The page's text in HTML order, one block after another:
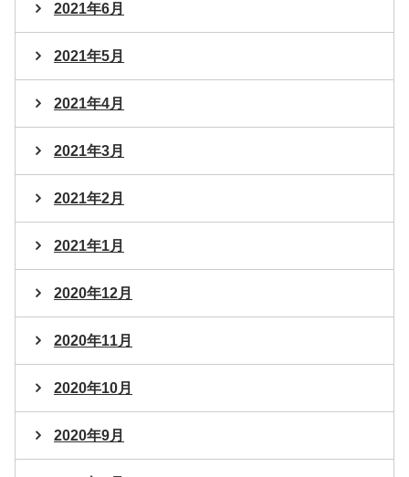
2021年6月
2021年5月
2021年4月
2021年3月
2021年2月
2021年1月
2020年12月
2020年11月
2020年10月
2020年9月